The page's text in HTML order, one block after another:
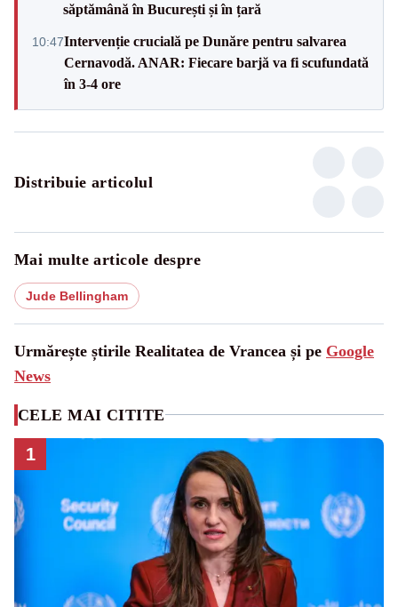
săptămână în București și în țară
10:47Intervenție crucială pe Dunăre pentru salvarea
Cernavodă. ANAR: Fiecare barjă va fi scufundată
în 3-4 ore
Distribuie articolul
Mai multe articole despre
Jude Bellingham
Urmărește știrile Realitatea de Vrancea și pe Google
News
CELE MAI CITITE
1